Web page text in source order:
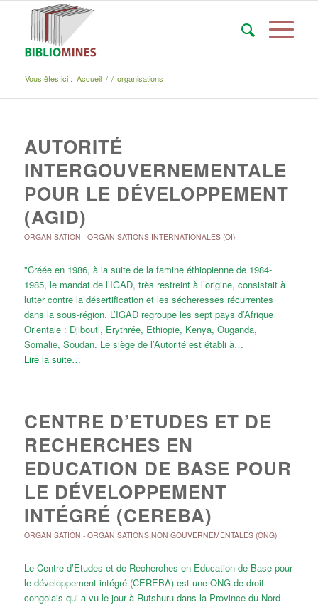
Vous êtes ici : Accueil / / organisations
AUTORITÉ
INTERGOUVERNEMENTALE
POUR LE DÉVELOPPEMENT
(AGID)
ORGANISATION - ORGANISATIONS INTERNATIONALES (OI)
"Créée en 1986, à la suite de la famine éthiopienne de 1984-
1985, le mandat de l’IGAD, très restreint à l’origine, consistait à
lutter contre la désertification et les sécheresses récurrentes
dans la sous-région. L’IGAD regroupe les sept pays d’Afrique
Orientale : Djibouti, Erythrée, Ethiopie, Kenya, Ouganda,
Somalie, Soudan. Le siège de l’Autorité est établi à…
Lire la suite…
CENTRE D’ETUDES ET DE
RECHERCHES EN
EDUCATION DE BASE POUR
LE DÉVELOPPEMENT
INTÉGRÉ (CEREBA)
ORGANISATION - ORGANISATIONS NON GOUVERNEMENTALES (ONG)
Le Centre d’Etudes et de Recherches en Education de Base pour
le développement intégré (CEREBA) est une ONG de droit
congolais qui a vu le jour à Rutshuru dans la Province du Nord-